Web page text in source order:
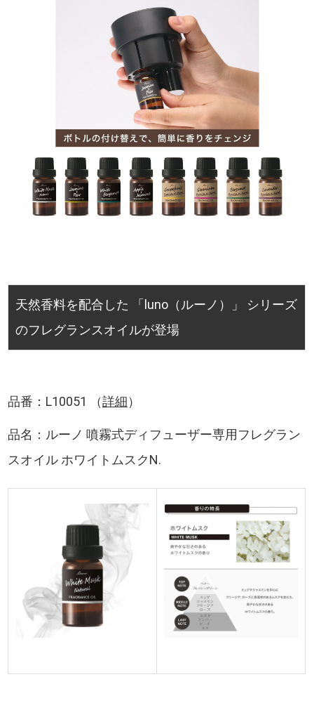
天然香料を配合した 「luno（ルーノ）」 シリーズ
のフレグランスオイルが登場
品番：L10051 （詳細）
品名：ルーノ 噴霧式ディフューザー専用フレグラン
スオイル ホワイトムスクN.